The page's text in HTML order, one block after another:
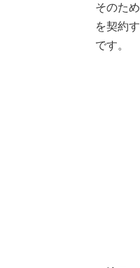
そのた
を契約
です。